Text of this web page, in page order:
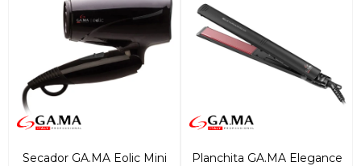
Secador GA.MA Eolic Mini
Planchita GA.MA Elegance